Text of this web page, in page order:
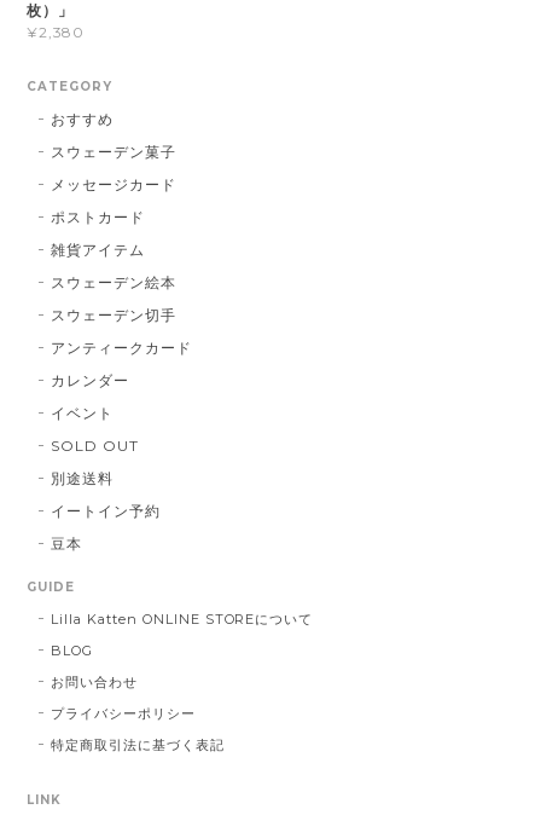
枚）」
¥2,380
CATEGORY
おすすめ
スウェーデン菓子
メッセージカード
ポストカード
雑貨アイテム
スウェーデン絵本
スウェーデン切手
アンティークカード
カレンダー
イベント
SOLD OUT
別途送料
イートイン予約
豆本
GUIDE
Lilla Katten ONLINE STOREについて
BLOG
お問い合わせ
プライバシーポリシー
特定商取引法に基づく表記
LINK